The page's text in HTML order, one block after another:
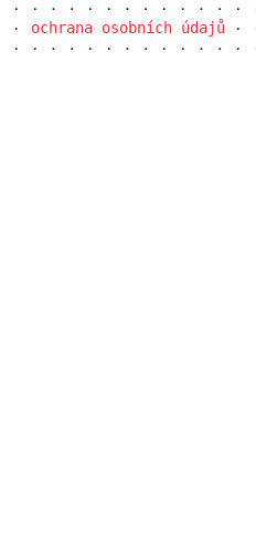
rezidence vrchlického
ochrana osobních údajů